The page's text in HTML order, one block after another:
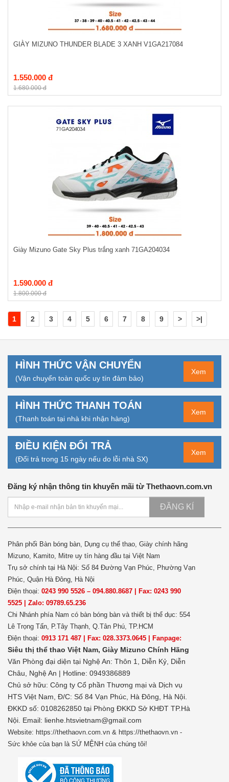
GIÀY MIZUNO THUNDER BLADE 3 XANH V1GA217084
1.550.000 đ
1.680.000 đ
Giày Mizuno Gate Sky Plus trắng xanh 71GA204034
1.590.000 đ
1.800.000 đ
1 2 3 4 5 6 7 8 9 > >|
HÌNH THỨC VẬN CHUYỂN
(Vận chuyển toàn quốc uy tín đảm bảo)
Xem
HÌNH THỨC THANH TOÁN
(Thanh toán tại nhà khi nhận hàng)
Xem
ĐIỀU KIỆN ĐỔI TRẢ
(Đổi trả trong 15 ngày nếu do lỗi nhà SX)
Xem
Đăng ký nhận thông tin khuyến mãi từ Thethaovn.com.vn
ĐĂNG KÍ
Phân phối Bàn bóng bàn, Dụng cụ thể thao, Giày chính hãng
Mizuno, Kamito, Mitre uy tín hàng đầu tại Việt Nam
Trụ sở chính tại Hà Nội: Số 84 Đường Vạn Phúc, Phường Vạn
Phúc, Quận Hà Đông, Hà Nội
Điện thoại: 0243 990 5526 – 094.880.8687 | Fax: 0243 990
5525 | Zalo: 09789.65.236
Chi Nhánh phía Nam có bàn bóng bàn và thiết bị thể dục: 554
Lê Trọng Tấn, P.Tây Thạnh, Q.Tân Phú, TP.HCM
Điện thoại: 0913 171 487 | Fax: 028.3373.0645 | Fanpage:
Siêu thị thể thao Việt Nam, Giày Mizuno Chính Hãng
Văn Phòng đại diện tại Nghệ An: Thôn 1, Diễn Kỷ, Diễn
Châu, Nghệ An | Hotline: 0949386889
Chủ sở hữu: Công ty Cổ phần Thương mại và Dịch vụ
HTS Việt Nam, Đ/C: Số 84 Vạn Phúc, Hà Đông, Hà Nội.
ĐKKD số: 0108262850 tại Phòng ĐKKD Sở KHĐT TP.Hà
Nội. Email: lienhe.htsvietnam@gmail.com
Website: https://thethaovn.com.vn & https://thethaovn.vn -
Sức khỏe của bạn là SỨ MỆNH của chúng tôi!